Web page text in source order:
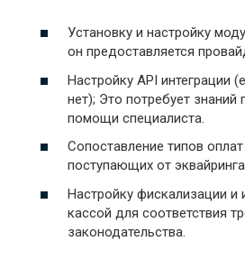
Установку и настройку
он предоставляется
Настройку API интеграции
нет); Это потребует знаний
помощи специалиста.
Сопоставление типов
поступающих от
Настройку фискализации и
кассой для соответствия
законодательства.